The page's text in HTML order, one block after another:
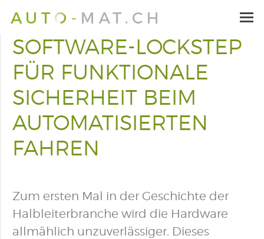
SOFTWARE-LOCKSTEP
FÜR FUNKTIONALE
SICHERHEIT BEIM
AUTOMATISIERTEN
FAHREN
Zum ersten Mal in der Geschichte der
Halbleiterbranche wird die Hardware
allmählich unzuverlässiger. Dieses